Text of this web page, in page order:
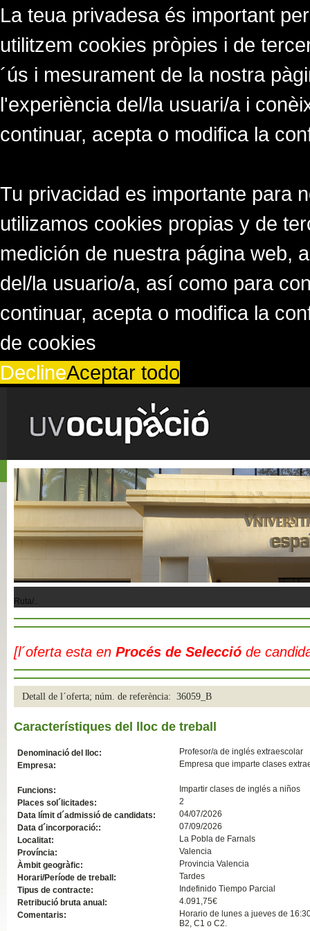
La teua privadesa és important
utilitzem cookies pròpies i de
´ús i mesurament de la nostra
l'experiència del/la usuari/a i
continuar, acepta o modifica la
Tu privacidad es importante para
utilizamos cookies propias y de
medición de nuestra página web,
del/la usuario/a, así como para
continuar, acepta o modifica la
de cookies
DeclineAceptar todo
Slide01
Ruta/..
[l´oferta esta en Procés de Selecció de
Detall de l´oferta; núm. de referència: 36059_B
Característiques del lloc de treball
Denominació del lloc:
Profesor/a de inglés extraescolar
Empresa:
Empresa que imparte clases
Funcions:
Impartir clases de inglés a niños
Places sol´licitades:
2
Data límit d´admissió de candidats:
04/07/2026
Data d´incorporació::
07/09/2026
Localitat:
La Pobla de Farnals
Província:
Valencia
Àmbit geogràfic:
Provincia Valencia
Horari/Període de treball:
Tardes
Tipus de contracte:
Indefinido Tiempo Parcial
Retribució bruta anual:
4.091,75€
Comentaris:
Horario de lunes a jueves de
B2, C1 o C2.